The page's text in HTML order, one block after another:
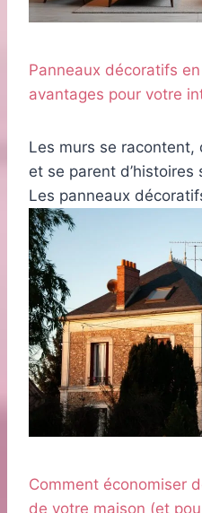
Panneaux décoratifs
avantages pour votre
Les murs se
et se parent
Les panneaux
Comment économiser
de votre maison (et